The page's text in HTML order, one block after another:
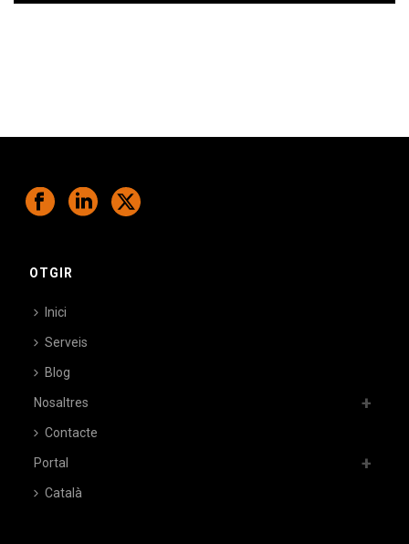
OTGIR
Inici
Serveis
Blog
Nosaltres
Contacte
Portal
Català